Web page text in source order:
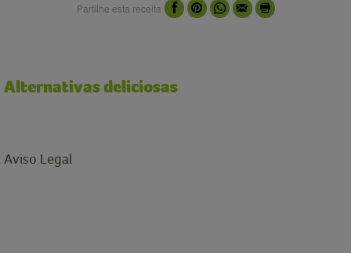
Partilhe esta receita
Alternativas deliciosas
Aviso Legal